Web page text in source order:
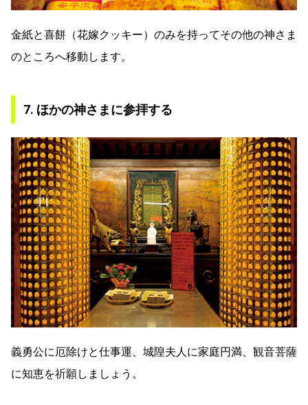
金紙と喜餅（花嫁クッキー）のみを持ってその他の神さま
のところへ移動します。
7. ほかの神さまに参拝する
義勇公に厄除けと仕事運、城隍夫人に家庭円満、観音菩薩
に知恵を祈願しましょう。